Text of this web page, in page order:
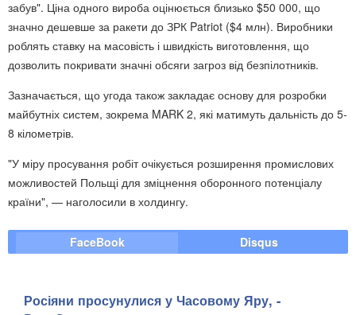
забув". Ціна одного вироба оцінюється близько $50 000, що
значно дешевше за ракети до ЗРК Patriot ($4 млн). Виробники
роблять ставку на масовість і швидкість виготовлення, що
дозволить покривати значні обсяги загроз від безпілотників.
Зазначається, що угода також закладає основу для розробки
майбутніх систем, зокрема MARK 2, які матимуть дальність до 5-
8 кілометрів.
"У міру просування робіт очікується розширення промислових
можливостей Польщі для зміцнення оборонного потенціалу
країни", — наголосили в холдингу.
FaceBook Disqus
Росіяни просунулися у Часовому Яру, -